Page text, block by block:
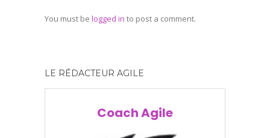
You must be logged in to post a comment.
LE RÉDACTEUR AGILE
Coach Agile